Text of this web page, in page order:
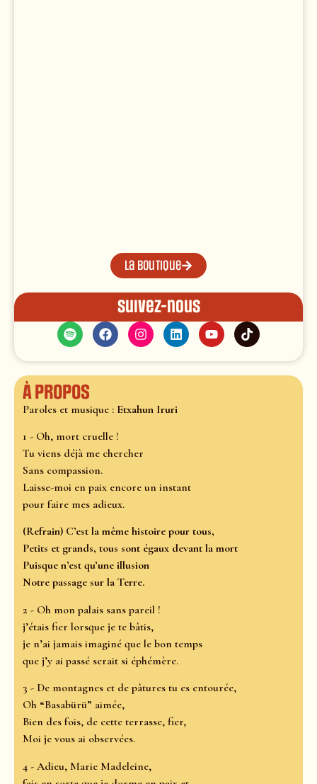
La boutique
Suivez-nous
À propos
Paroles et musique : Etxahun Iruri
1 - Oh, mort cruelle !
Tu viens déjà me chercher
Sans compassion.
Laisse-moi en paix encore un instant
pour faire mes adieux.
(Refrain) C’est la même histoire pour tous,
Petits et grands, tous sont égaux devant la mort
Puisque n’est qu’une illusion
Notre passage sur la Terre.
2 - Oh mon palais sans pareil !
j’étais fier lorsque je te bâtis,
je n’ai jamais imaginé que le bon temps
que j’y ai passé serait si éphémère.
3 - De montagnes et de pâtures tu es entourée,
Oh “Basabürü” aimée,
Bien des fois, de cette terrasse, fier,
Moi je vous ai observées.
4 - Adieu, Marie Madeleine,